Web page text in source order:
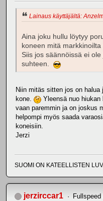
Lainaus käyttäjältä:
Aina joku hullu löytyy
koneen mitä markkinoilta
Siis jos säännöissä ei
suhteen.
Niin mitäs sitten jos on
kone.
Yleensä nuo
vaan paremmin ja on joskus
helpompi myös saada
koneisiin.
Jerzi
SUOMI ON KATEELLISTEN
jerzirccar1 Fullspeed